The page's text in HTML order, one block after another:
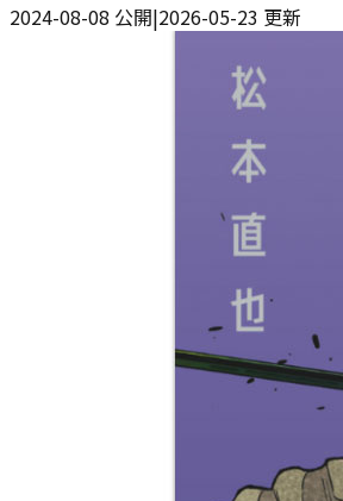
2024-08-08 公開|2026-05-23 更新